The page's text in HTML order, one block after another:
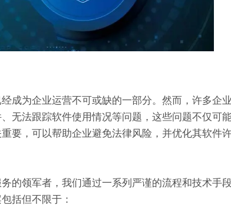
成为企业运营不可或缺的一部分。然而，许多企
无法跟踪软件使用情况等问题，这些问题不仅可
要，可以帮助企业避免法律风险，并优化其软件许
的领军者，我们通过一系列严谨的流程和技术手
括但不限于：